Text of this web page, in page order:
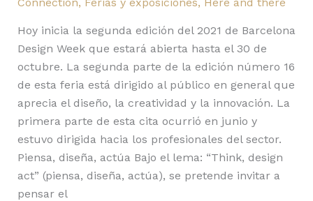
Hoy inicia la segunda edición del 2021 de Barcelona
Design Week que estará abierta hasta el 30 de
octubre. La segunda parte de la edición número 16
de esta feria está dirigido al público en general que
aprecia el diseño, la creatividad y la innovación. La
primera parte de esta cita ocurrió en junio y
estuvo dirigida hacia los profesionales del sector.
Piensa, diseña, actúa Bajo el lema: “Think, design
act” (piensa, diseña, actúa), se pretende invitar a
pensar el